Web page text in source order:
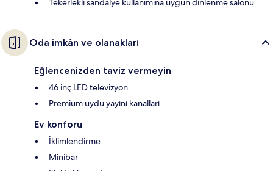
Tekerlekli sandalye kullanımına uygun dinlenme salonu
Oda imkân ve olanakları
Eğlencenizden taviz vermeyin
46 inç LED televizyon
Premium uydu yayını kanalları
Ev konforu
İklimlendirme
Minibar